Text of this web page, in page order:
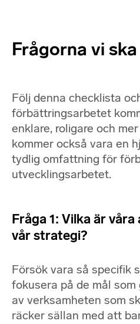
Frågorna vi
Följ denna checklista
förbättringsarbetet
enklare, roligare och
kommer också vara en
tydlig omfattning för
utvecklingsarbetet.
Fråga 1: Vilka är
vår strategi?
Försök vara så specifik
fokusera på de mål
av verksamheten som
räcker sällan med att